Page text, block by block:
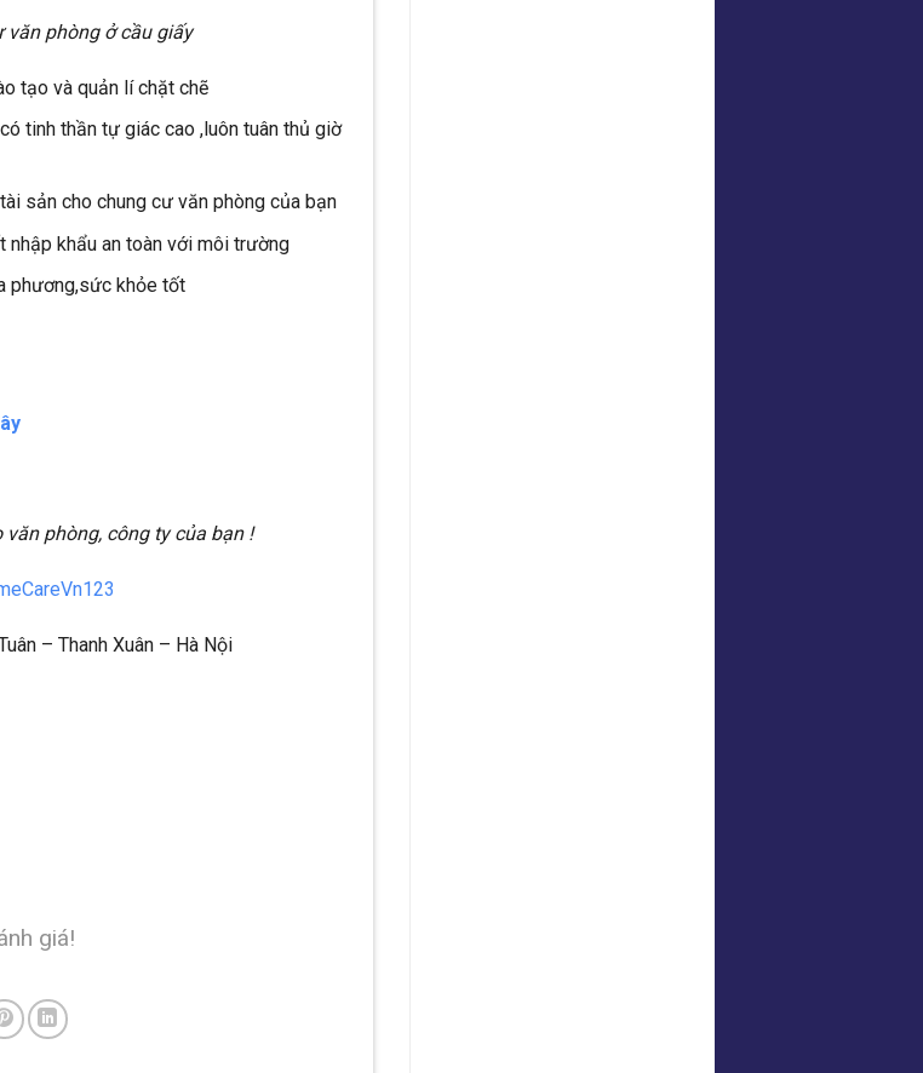
văn phòng ở cầu giấy
tạo và quản lí chặt chẽ
tinh thần tự giác cao ,luôn tuân thủ giờ
sản cho chung cư văn phòng của bạn
nhập khẩu an toàn với môi trường
phương,sức khỏe tốt
phòng, công ty của bạn !
– Thanh Xuân – Hà Nội
giá!